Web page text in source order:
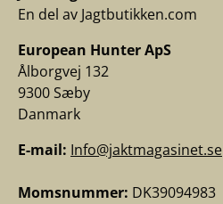
En del av Jagtbutikken.com
European Hunter ApS
Ålborgvej 132
9300 Sæby
Danmark
E-mail: Info@jaktmagasinet.se
Momsnummer: DK39094983